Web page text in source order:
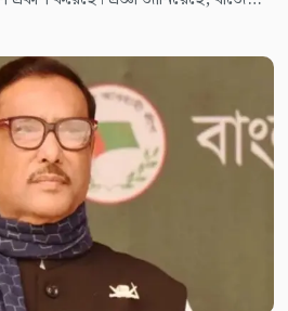
জাতীয় বাজেটে যদি এই কর ও মূল্য গৃহীত
সস্তা ও সহজলভ্য হয়ে পড়বে। তরুণ
আরও উৎসাহ বোধ করবে। ফলে
অসুস্থতা বাড়বে। মৃত্যু বাড়বে।